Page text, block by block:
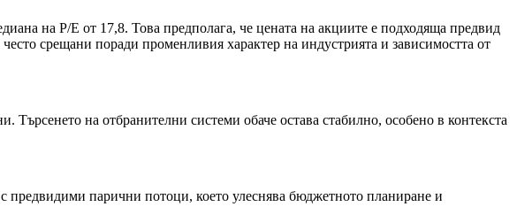
на P/E от 17,8. Това предполага, че цената на акциите е подходяща предвид
срещани поради променливия характер на индустрията и зависимостта от
на отбранителни системи обаче остава стабилно, особено в контекста
с предвидими парични потоци, което улеснява бюджетното планиране и